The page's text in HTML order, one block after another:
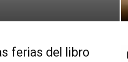
ferias del libro